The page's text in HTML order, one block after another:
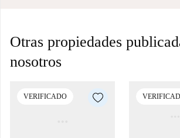
Otras propiedades
nosotros
VERIFICADO